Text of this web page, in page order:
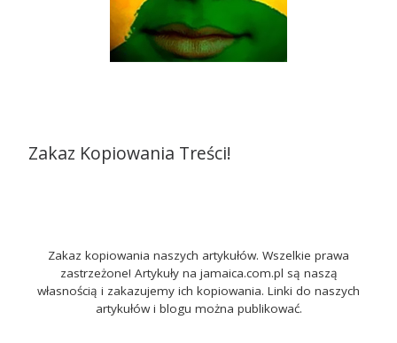
Zakaz Kopiowania Treści!
Zakaz kopiowania naszych artykułów. Wszelkie prawa
zastrzeżone! Artykuły na jamaica.com.pl są naszą
własnością i zakazujemy ich kopiowania. Linki do naszych
artykułów i blogu można publikować.